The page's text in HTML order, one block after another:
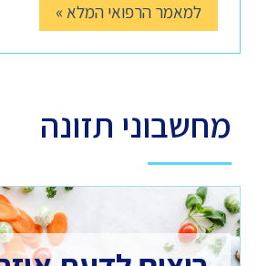
למאמר הרפואי המלא »
מחשבוני תזונה